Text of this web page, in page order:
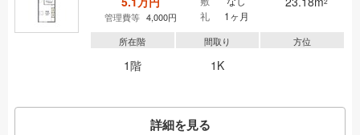
管理費等 4,000円
礼
1ヶ月
所在階
1階
間取り
1K
方位
詳細を見る